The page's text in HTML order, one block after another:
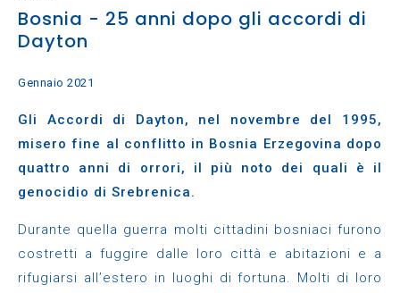
Bosnia - 25 anni dopo gli accordi di
Dayton
Gennaio 2021
Gli Accordi di Dayton, nel novembre del 1995,
misero fine al conflitto in Bosnia Erzegovina dopo
quattro anni di orrori, il più noto dei quali è il
genocidio di Srebrenica.
Durante quella guerra molti cittadini bosniaci furono
costretti a fuggire dalle loro città e abitazioni e a
rifugiarsi all’estero in luoghi di fortuna. Molti di loro